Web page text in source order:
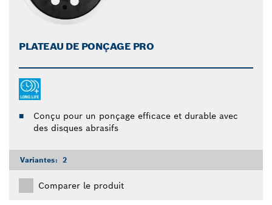
PLATEAU DE PONÇAGE PRO
Conçu pour un ponçage efficace et durable avec
des disques abrasifs
Variantes: 2
Comparer le produit